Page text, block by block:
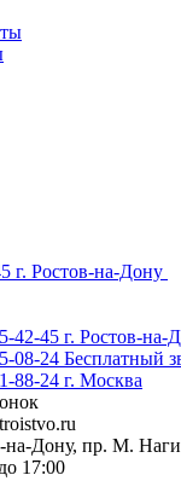
г. Ростов-на-Дону
42-45 г. Ростов-на-
08-24 Бесплатный
88-24 г. Москва
на-Дону, пр. М.
17:00